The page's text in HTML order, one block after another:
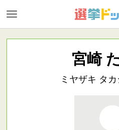
宮崎
ミヤザキ タ